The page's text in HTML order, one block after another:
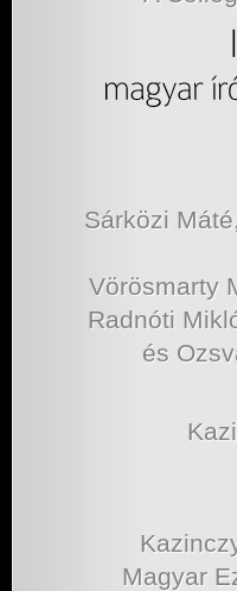
Sárközi
Vörösmarty
Radnóti
és
Magyar